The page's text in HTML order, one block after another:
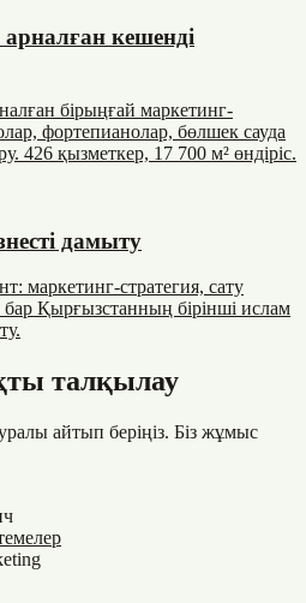
арналған кешенді
бірыңғай маркетинг-
фортепианолар, бөлшек сауда
426 қызметкер, 17 700 м² өндіріс.
дамыту
маркетинг-стратегия, сату
Қырғызстанның бірінші ислам
талқылау
айтып беріңіз. Біз жұмыс